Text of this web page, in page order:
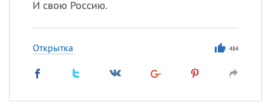
И свою Россию.
Открытка 484